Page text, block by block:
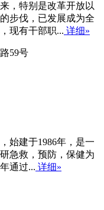
，特别是改革开放以
步伐，已发展成为全
现有干部职... 详细»
59号
始建于1986年，是一
急救，预防，保健为
通过... 详细»